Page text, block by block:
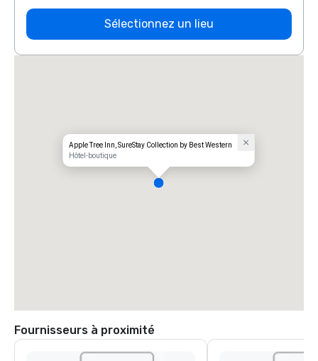
Sélectionnez un lieu
Apple Tree Inn, SureStay Collection by Best Western
Hôtel-boutique
Fournisseurs à proximité